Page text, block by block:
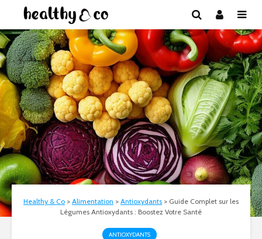
Healthy & Co > Alimentation > Antioxydants > Guide Complet sur les
Légumes Antioxydants : Boostez Votre Santé
ANTIOXYDANTS